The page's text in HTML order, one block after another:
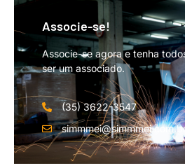
Associe-se!
Associe-se agora e tenha
ser um associado.
(35) 3622-3547